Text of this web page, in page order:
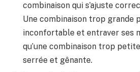
combinaison qui s’ajuste
Une combinaison trop grande
inconfortable et entraver ses
qu’une combinaison trop
serrée et gênante.